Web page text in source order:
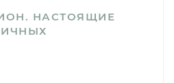
НАСТОЯЩИЕ